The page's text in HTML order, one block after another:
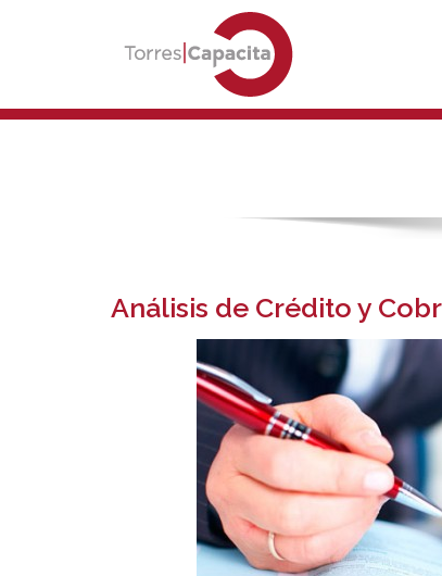
Análisis de Crédito y